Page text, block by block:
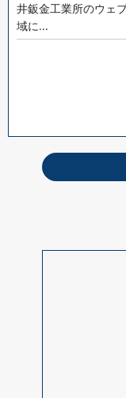
井鈑金工業所のウェ
域に...